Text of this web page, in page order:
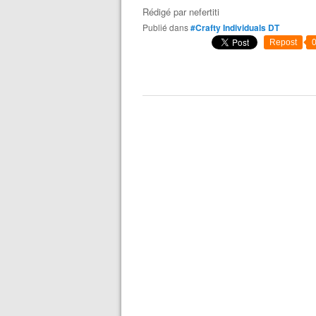
Rédigé par nefertiti
Publié dans#Crafty Individuals DT
Repost 0